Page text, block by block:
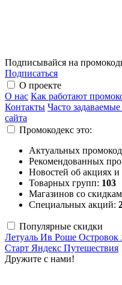
Подписывайся на
Подписаться
О проекте
О нас Как работают
Контакты Часто
сайта
Промокодекс это:
Актуальных
Рекомендованных
Новостей об акциях и
Товарных групп: 103
Магазинов со
Специальных акций:
Популярные скидки
Летуаль Ив Роше Островок
Старт Яндекс Путешествия
Дружите с нами!